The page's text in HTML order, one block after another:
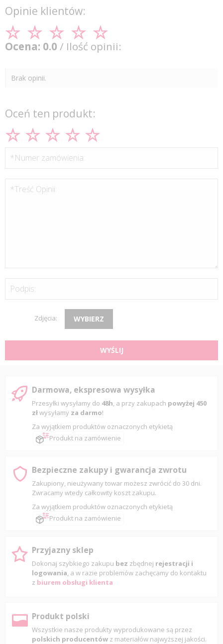
Opinie klientów:
Ocena: 0.0 / Ilość opinii:
Brak opinii.
Oceń ten produkt:
*Numer zamówienia:
*Treść Opinii:
Podpis:
Zdjęcia: WYBIERZ
WYŚLIJ
Darmowa, ekspresowa wysyłka
Przesyłki wysyłamy do 48h, a przy zakupach powyżej 450
złwysyłamy za darmo!
Za wyjątkiem produktów oznaczonych etykietą
Produkt na zamówienie
Bezpieczne zakupy i gwarancja zwrotu
Zakupiony, nieużywany towar możesz zwrócić do 30 dni.
Zwracamy wtedy całkowity koszt zakupu.
Za wyjątkiem produktów oznaczonych etykietą
Produkt na zamówienie
Przyjazny sklep
Dokonaj szybkiego zakupu bez zbędnej rejestracji i
logowania, a w razie problemów zachęcamy do kontaktu
z biurem obsługi klienta
Produkt polski
Wszystkie nasze produkty wyprodukowane są przez
polskich producentów z materiałów najwyższej jakości.